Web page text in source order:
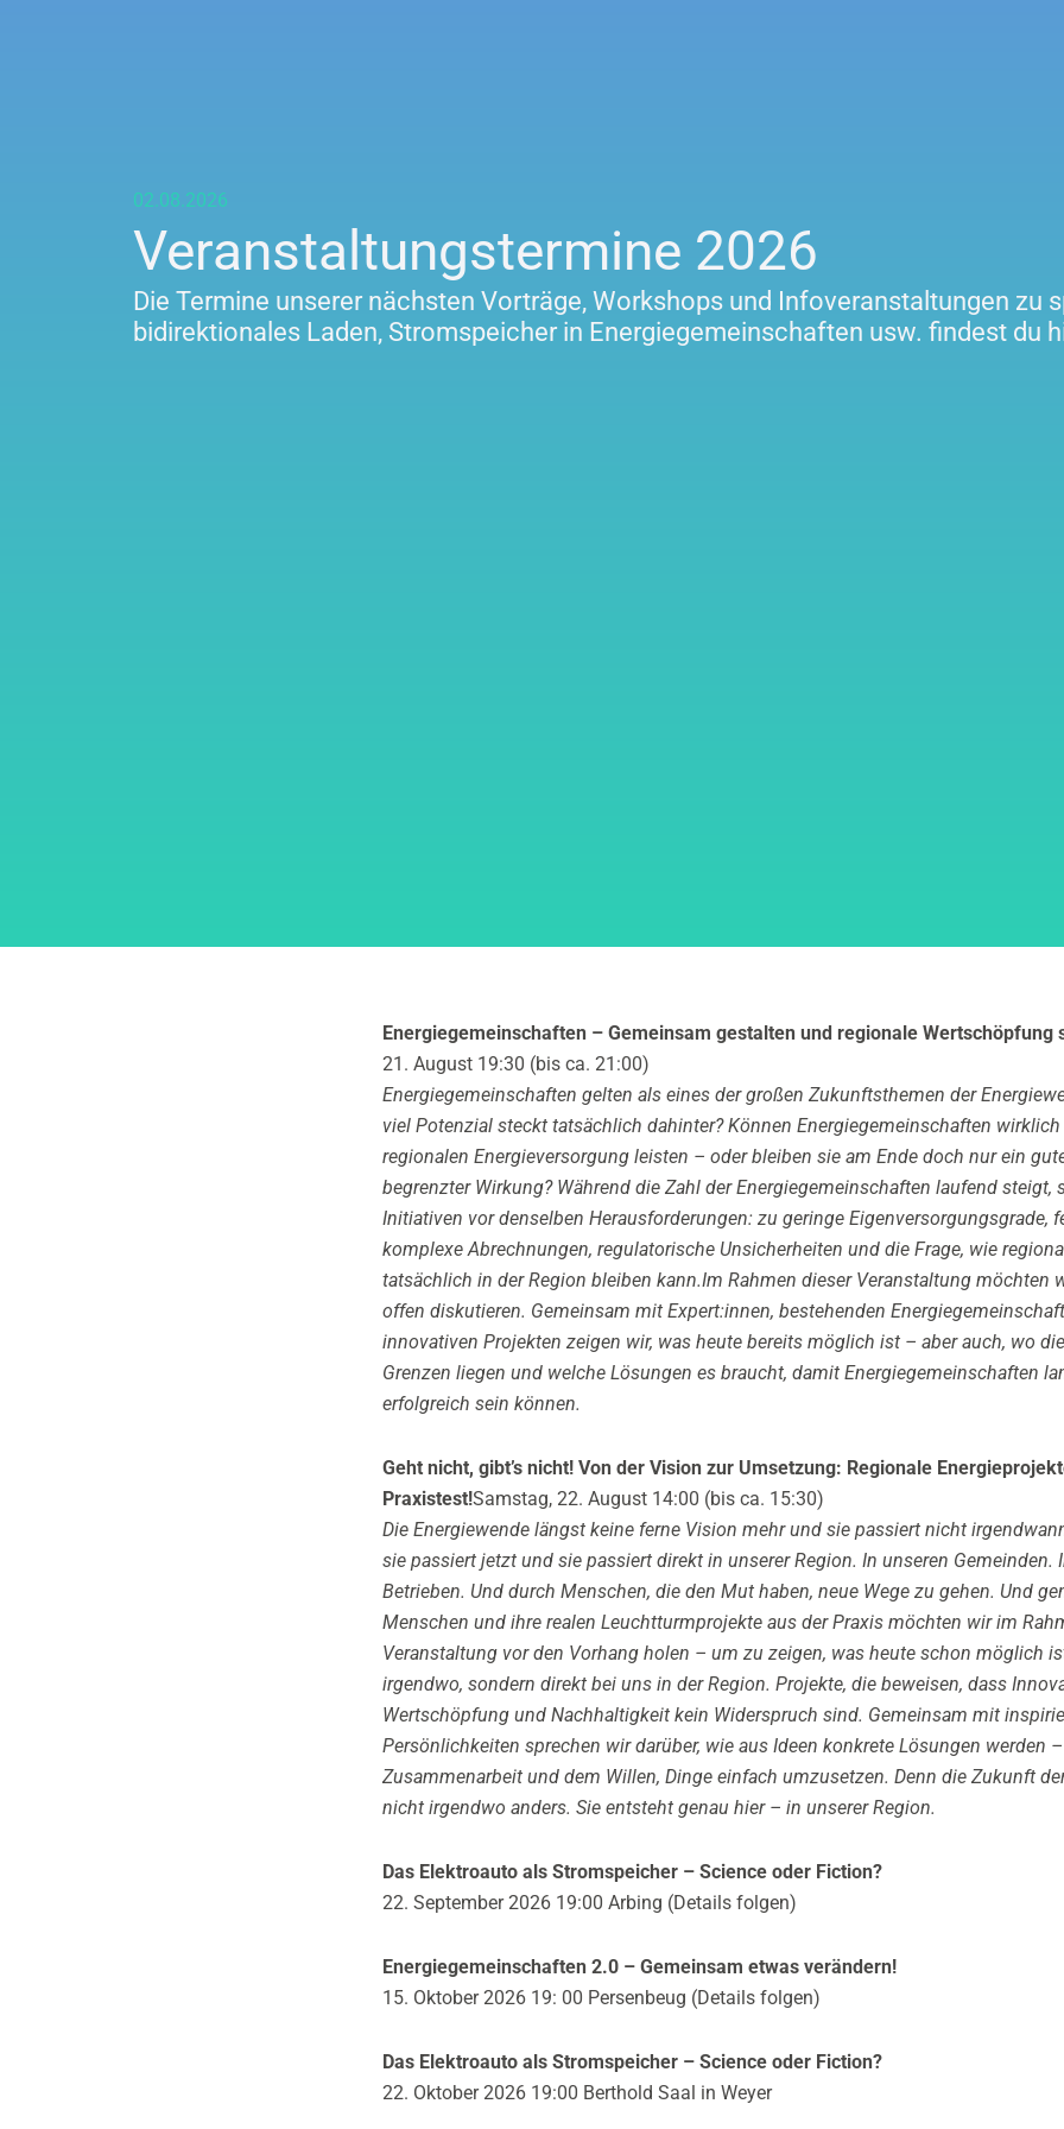
02.08.2026
Veranstaltungstermine 2026
Die Termine unserer nächsten Vorträge, Workshops und Infoveranstaltungen zu
bidirektionales Laden, Stromspeicher in Energiegemeinschaften usw. findest du
Energiegemeinschaften – Gemeinsam gestalten und regionale Wertschöpfung
21. August 19:30 (bis ca. 21:00)
Energiegemeinschaften gelten als eines der großen Zukunftsthemen der
viel Potenzial steckt tatsächlich dahinter? Können Energiegemeinschaften
regionalen Energieversorgung leisten – oder bleiben sie am Ende doch nur ein
begrenzter Wirkung? Während die Zahl der Energiegemeinschaften laufend steigt,
Initiativen vor denselben Herausforderungen: zu geringe Eigenversorgungsgrade,
komplexe Abrechnungen, regulatorische Unsicherheiten und die Frage, wie
tatsächlich in der Region bleiben kann.Im Rahmen dieser Veranstaltung möchten
offen diskutieren. Gemeinsam mit Expert:innen, bestehenden
innovativen Projekten zeigen wir, was heute bereits möglich ist – aber auch, wo
Grenzen liegen und welche Lösungen es braucht, damit Energiegemeinschaften
erfolgreich sein können.
Geht nicht, gibt’s nicht! Von der Vision zur Umsetzung: Regionale
Praxistest!Samstag, 22. August 14:00 (bis ca. 15:30)
Die Energiewende längst keine ferne Vision mehr und sie passiert nicht
sie passiert jetzt und sie passiert direkt in unserer Region. In unseren Gemeinden.
Betrieben. Und durch Menschen, die den Mut haben, neue Wege zu gehen. Und
Menschen und ihre realen Leuchtturmprojekte aus der Praxis möchten wir im
Veranstaltung vor den Vorhang holen – um zu zeigen, was heute schon möglich
irgendwo, sondern direkt bei uns in der Region. Projekte, die beweisen, dass
Wertschöpfung und Nachhaltigkeit kein Widerspruch sind. Gemeinsam mit
Persönlichkeiten sprechen wir darüber, wie aus Ideen konkrete Lösungen werden
Zusammenarbeit und dem Willen, Dinge einfach umzusetzen. Denn die Zukunft
nicht irgendwo anders. Sie entsteht genau hier – in unserer Region.
Das Elektroauto als Stromspeicher – Science oder Fiction?
22. September 2026 19:00 Arbing (Details folgen)
Energiegemeinschaften 2.0 – Gemeinsam etwas verändern!
15. Oktober 2026 19: 00 Persenbeug (Details folgen)
Das Elektroauto als Stromspeicher – Science oder Fiction?
22. Oktober 2026 19:00 Berthold Saal in Weyer